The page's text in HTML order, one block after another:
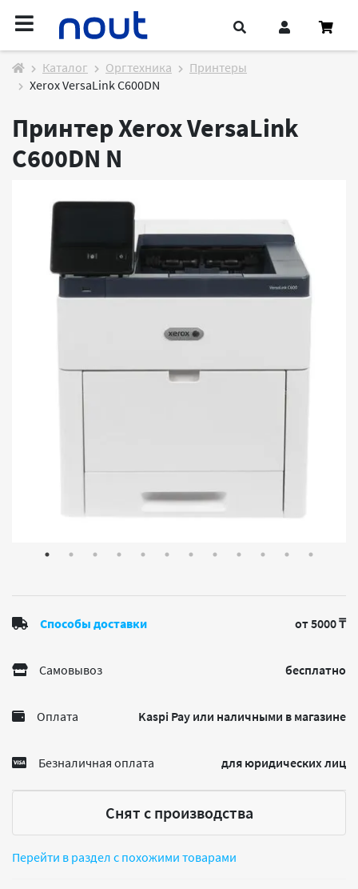
Каталог Оргтехника
Принтеры
Xerox VersaLink C600DN
Принтер Xerox VersaLink
C600DN N
Способы доставки от 5000 ₸
Самовывоз бесплатно
Оплата Kaspi Pay или наличными в магазине
Безналичная оплата для юридических лиц
Снят с производства
Перейти в раздел с похожими товарами